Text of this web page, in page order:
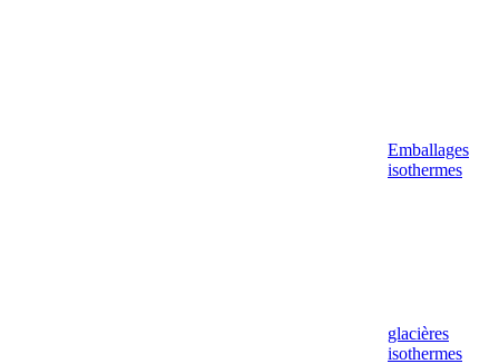
Emballages
isothermes
glacières
isothermes